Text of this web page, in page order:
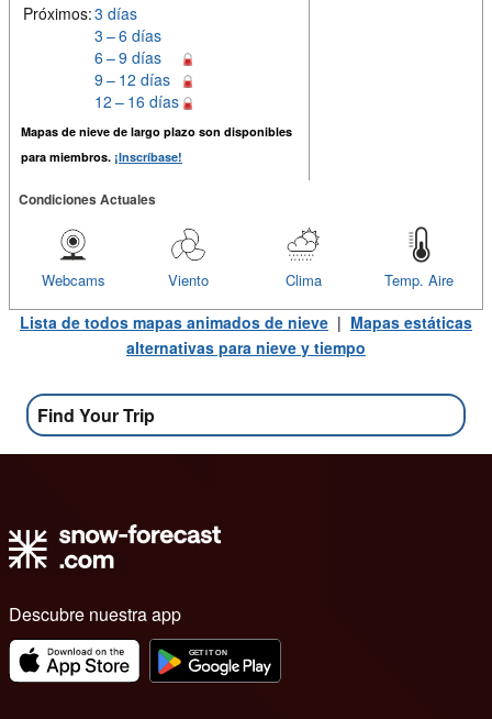
Próximos:3 días
3 – 6 días
6 – 9 días
9 – 12 días
12 – 16 días
Mapas de nieve de largo plazo son disponibles
para miembros. ¡Inscríbase!
Condiciones Actuales
Temp. Aire
Clima
Viento
Webcams
Lista de todos mapas animados de nieve | Mapas estáticas
alternativas para nieve y tiempo
Find Your Trip
Descubre nuestra app